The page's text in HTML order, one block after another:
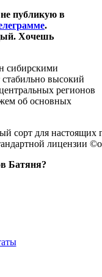
публикую в
.
Хочешь
сибирскими
стабильно высокий
регионов
об основных
лицензии
Батяня?